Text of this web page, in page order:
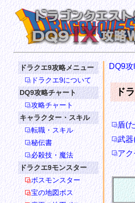
ドラクエ9攻略メニュー
ドラクエ9について
DQ9攻略チャート
攻略チャート
キャラクター・スキル
転職・スキル
秘伝書
必殺技・魔法
ドラクエ9モンスター
ボスモンスター
宝の地図ボス
DQ9
ド
盾(
武器
ア